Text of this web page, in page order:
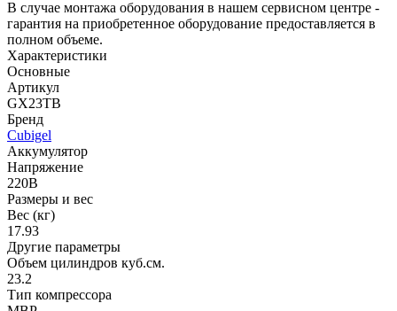
В случае монтажа оборудования в нашем сервисном центре -
гарантия на приобретенное оборудование предоставляется в
полном объеме.
Характеристики
Основные
Артикул
GX23TB
Бренд
Cubigel
Аккумулятор
Напряжение
220В
Размеры и вес
Вес (кг)
17.93
Другие параметры
Объем цилиндров куб.см.
23.2
Тип компрессора